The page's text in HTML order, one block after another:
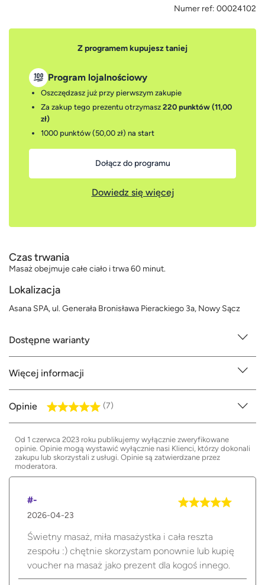
Numer ref: 00024102
Z programem kupujesz taniej
Program lojalnościowy
Oszczędzasz już przy pierwszym zakupie
Za zakup tego prezentu otrzymasz 220 punktów (11,00
zł)
1000 punktów (50,00 zł) na start
Dołącz do programu
Dowiedz się więcej
Czas trwania
Masaż obejmuje całe ciało i trwa 60 minut.
Lokalizacja
Asana SPA, ul. Generała Bronisława Pierackiego 3a, Nowy Sącz
Dostępne warianty
Więcej informacji
Opinie (7)
Od 1 czerwca 2023 roku publikujemy wyłącznie zweryfikowane
opinie. Opinie mogą wystawić wyłącznie nasi Klienci, którzy dokonali
zakupu lub skorzystali z usługi. Opinie są zatwierdzane przez
moderatora.
#-
2026-04-23
Świetny masaż, miła masażystka i cała reszta
zespołu :) chętnie skorzystam ponownie lub kupię
voucher na masaż jako prezent dla kogoś innego.